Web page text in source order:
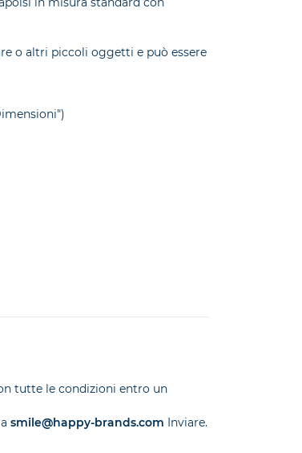
o altri piccoli oggetti e può essere
tutte le condizioni entro un
smile@happy-brands.com Inviare.